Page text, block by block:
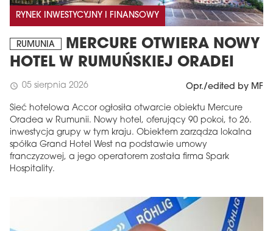
RYNEK INWESTYCYJNY I FINANSOWY
RUMUNIA
MERCURE OTWIERA NOWY
HOTEL W RUMUŃSKIEJ ORADEI
schedule 05 sierpnia 2026 Opr./edited by MF
Sieć hotelowa Accor ogłosiła otwarcie obiektu Mercure
Oradea w Rumunii. Nowy hotel, oferujący 90 pokoi, to 26.
inwestycja grupy w tym kraju. Obiektem zarządza lokalna
spółka Grand Hotel West na podstawie umowy
franczyzowej, a jego operatorem została firma Spark
Hospitality.